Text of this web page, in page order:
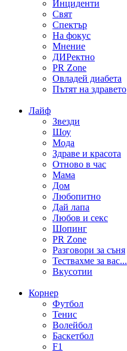
Инциденти
Свят
Спектър
На фокус
Мнение
ДИРектно
PR Zone
Овладей диабета
Пътят на здравето
Лайф
Звезди
Шоу
Мода
Здраве и красота
Отново в час
Мама
Дом
Любопитно
Дай лапа
Любов и секс
Шопинг
PR Zone
Разговори за съня
Тествахме за вас...
Вкусотии
Корнер
Футбол
Тенис
Волейбол
Баскетбол
F1